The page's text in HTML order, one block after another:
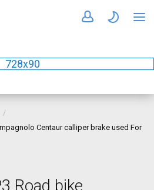
728x90
Centaur calliper brake used For
Road bike